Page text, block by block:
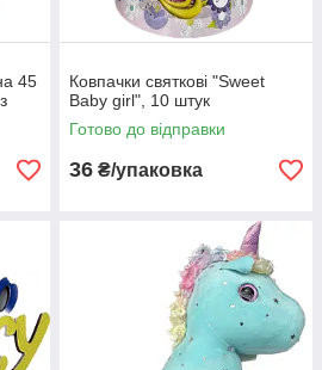
45
Ковпачки святкові "Sweet
Baby girl", 10 штук
Готово до відправки
36 ₴/упаковка